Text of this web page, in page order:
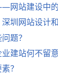
网站建设中
题？
建站何不留意
？